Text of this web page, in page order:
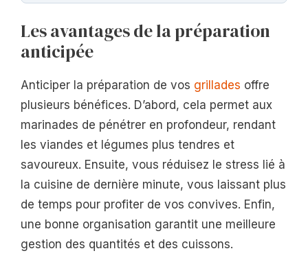
Les avantages de la préparation
anticipée
Anticiper la préparation de vos grillades offre
plusieurs bénéfices. D’abord, cela permet aux
marinades de pénétrer en profondeur, rendant
les viandes et légumes plus tendres et
savoureux. Ensuite, vous réduisez le stress lié à
la cuisine de dernière minute, vous laissant plus
de temps pour profiter de vos convives. Enfin,
une bonne organisation garantit une meilleure
gestion des quantités et des cuissons.